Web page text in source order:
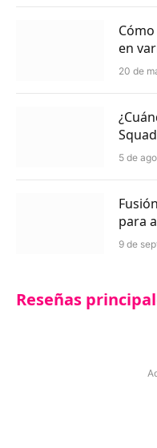
en
20 de
5 de
para
9 de
Reseñas